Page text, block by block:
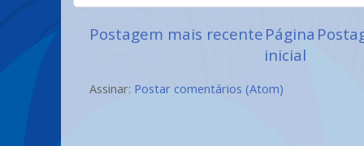
Postagem mais recentePágina
inicial
Assinar: Postar comentários (Atom)